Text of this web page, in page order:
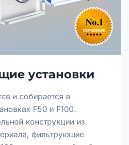
установки
и собирается в
F50 и F100.
конструкции из
фильтрующие